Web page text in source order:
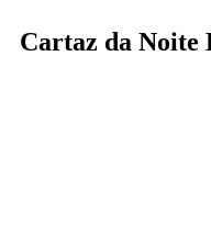
Cartaz da Noite